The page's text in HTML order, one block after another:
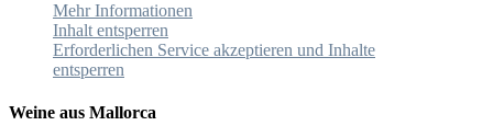
Mehr Informationen
Inhalt entsperren
Erforderlichen Service akzeptieren und Inhalte
entsperren
Weine aus Mallorca